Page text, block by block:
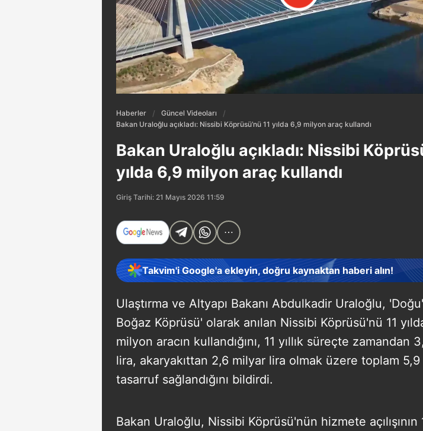
Haberler
Güncel Videoları
Bakan Uraloğlu açıkladı: Nissibi Köprüsü’nü 11 yılda 6,9 milyon araç kullandı
Bakan Uraloğlu açıkladı: Nissibi
yılda 6,9 milyon araç kullandı
Giriş Tarihi: 21 Mayıs 2026 11:59
Takvim'i Google'a ekleyin, doğru kaynaktan haberi alın!
Ulaştırma ve Altyapı Bakanı Abdulkadir Uraloğlu,
Boğaz Köprüsü' olarak anılan Nissibi Köprüsü'nü 11
milyon aracın kullandığını, 11 yıllık süreçte zamandan
lira, akaryakıttan 2,6 milyar lira olmak üzere toplam
tasarruf sağlandığını bildirdi.
Bakan Uraloğlu, Nissibi Köprüsü'nün hizmete açılışının